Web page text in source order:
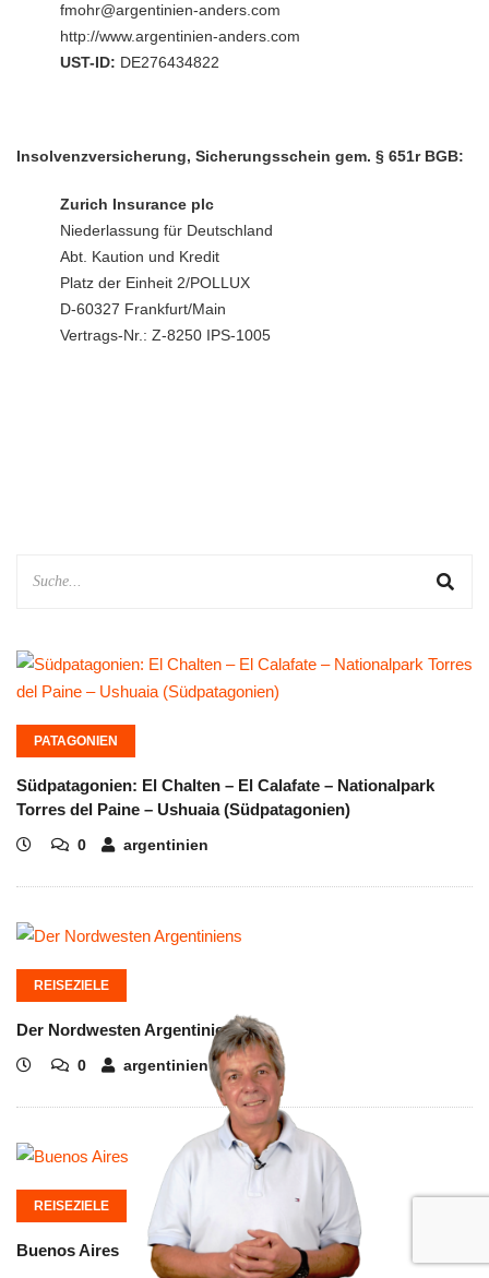
fmohr@argentinien-anders.com
http://www.argentinien-anders.com
UST-ID: DE276434822
Insolvenzversicherung, Sicherungsschein gem. § 651r BGB:
Zurich Insurance plc
Niederlassung für Deutschland
Abt. Kaution und Kredit
Platz der Einheit 2/POLLUX
D-60327 Frankfurt/Main
Vertrags-Nr.: Z-8250 IPS-1005
PATAGONIEN
Südpatagonien: El Chalten – El Calafate – Nationalpark
Torres del Paine – Ushuaia (Südpatagonien)
0 argentinien
REISEZIELE
Der Nordwesten Argentiniens
0 argentinien
REISEZIELE
Buenos Aires